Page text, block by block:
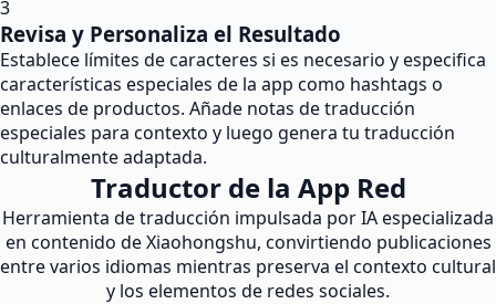
3
Revisa y Personaliza el Resultado
Establece límites de caracteres si es necesario y especifica
características especiales de la app como hashtags o
enlaces de productos. Añade notas de traducción
especiales para contexto y luego genera tu traducción
culturalmente adaptada.
Traductor de la App Red
Herramienta de traducción impulsada por IA especializada
en contenido de Xiaohongshu, convirtiendo publicaciones
entre varios idiomas mientras preserva el contexto cultural
y los elementos de redes sociales.